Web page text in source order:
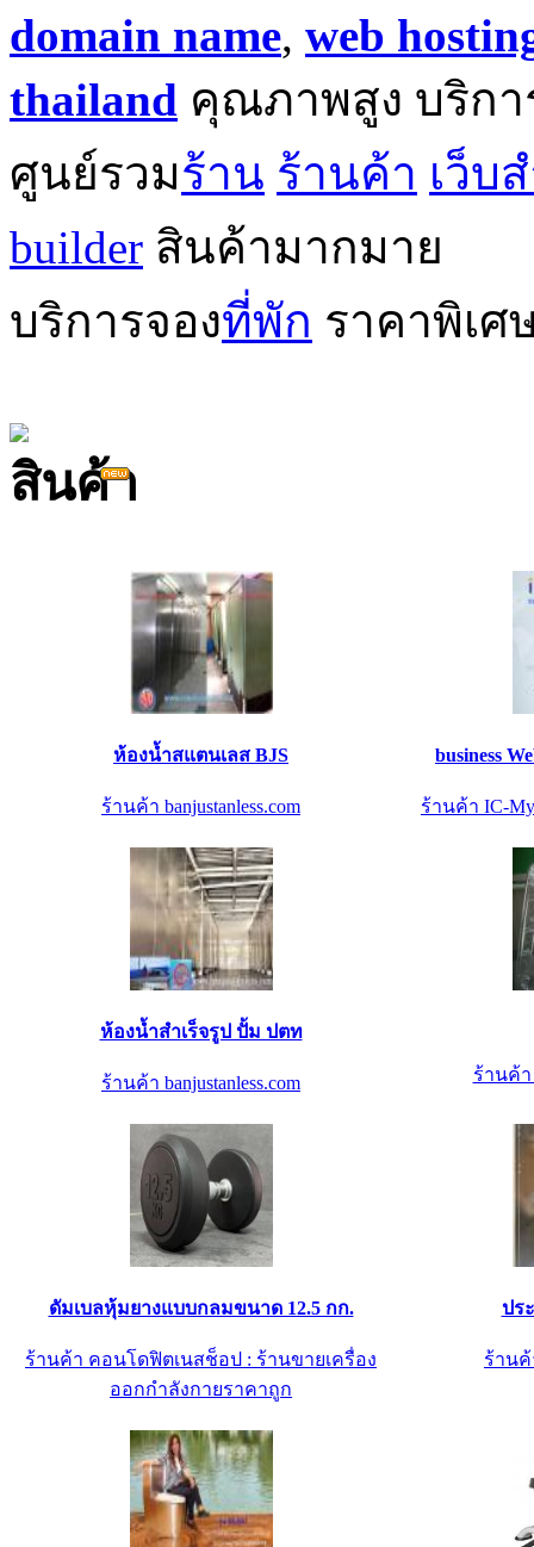
domain name, web
thailand คุณภาพสูง บริกา
ศูนย์รวมร้าน ร้านค้า เว็บ
builder สินค้ามากมาย
บริการจองที่พัก ราคาพิเศ
ห้องน้ำสแตนเลส BJS
ร้านค้า banjustanless.com
business
ร้านค้า IC-
ห้องน้ำสำเร็จรูป ปั้ม ปตท
ร้านค้า banjustanless.com ร้านค้
ดัมเบลหุ้มยางแบบกลมขนาด 12.5 กก.
ร้านค้า คอนโดฟิตเนสช็อป : ร้านขายเครื่อง
ออกกำลังกายราคาถูก
ปร
ร้านค้